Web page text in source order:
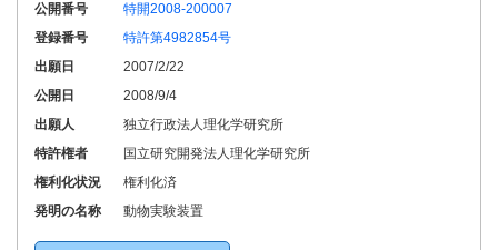
公開番号
特開2008-200007
登録番号
特許第4982854号
出願日
2007/2/22
公開日
2008/9/4
出願人
独立行政法人理化学研究所
特許権者
国立研究開発法人理化学研究所
権利化状況
権利化済
発明の名称
動物実験装置